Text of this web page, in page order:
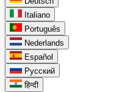
Italiano
Português
Nederlands
Español
Русский
हिन्दी